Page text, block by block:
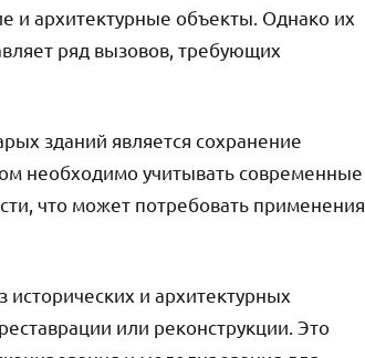
и архитектурные объекты. Однако их
ряд вызовов, требующих
зданий является сохранение
необходимо учитывать современные
что может потребовать применения
и архитектурных
или реконструкции. Это